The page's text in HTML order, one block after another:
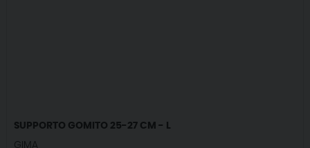
SUPPORTO GOMITO 25-27 CM - L
GIMA